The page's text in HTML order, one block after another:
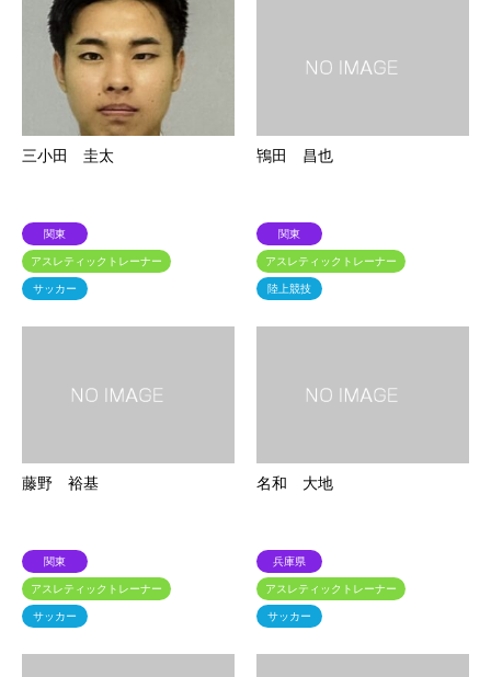
三小田 圭太
関東
アスレティックトレーナー
サッカー
鴇田 昌也
関東
アスレティックトレーナー
陸上競技
藤野 裕基
関東
アスレティックトレーナー
サッカー
名和 大地
兵庫県
アスレティックトレーナー
サッカー